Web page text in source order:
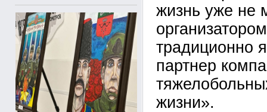
жизнь уже не
традиционно
партнер
жизни».